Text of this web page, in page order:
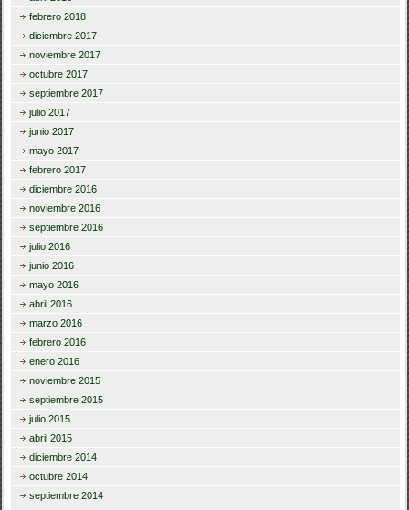
febrero 2018
diciembre 2017
noviembre 2017
octubre 2017
septiembre 2017
julio 2017
junio 2017
mayo 2017
febrero 2017
diciembre 2016
noviembre 2016
septiembre 2016
julio 2016
junio 2016
mayo 2016
abril 2016
marzo 2016
febrero 2016
enero 2016
noviembre 2015
septiembre 2015
julio 2015
abril 2015
diciembre 2014
octubre 2014
septiembre 2014